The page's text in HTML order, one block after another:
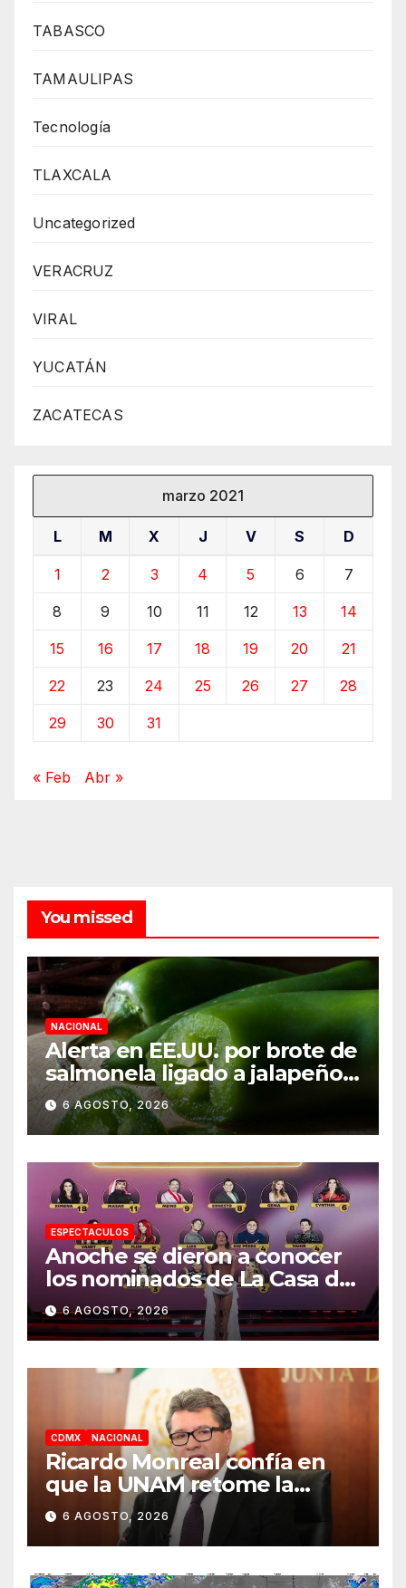
TABASCO
TAMAULIPAS
Tecnología
TLAXCALA
Uncategorized
VERACRUZ
VIRAL
YUCATÁN
ZACATECAS
marzo 2021
L M X J V S D
1 2 3 4 5 6 7
8 9 10 11 12 13 14
15 16 17 18 19 20 21
22 23 24 25 26 27 28
29 30 31
« Feb Abr »
You missed
NACIONAL
Alerta en EE.UU. por brote de
salmonela ligado a jalapeños
mexicanos; reportan 345
casos
6 AGOSTO, 2026
ESPECTACULOS
Anoche se dieron a conocer
los nominados de La Casa de
los Famosos México 2026 en
la segunda semana
6 AGOSTO, 2026
CDMX NACIONAL
Ricardo Monreal confía en
que la UNAM retome la
normalidad e inicie el
semestre mediante el
diálogo
6 AGOSTO, 2026